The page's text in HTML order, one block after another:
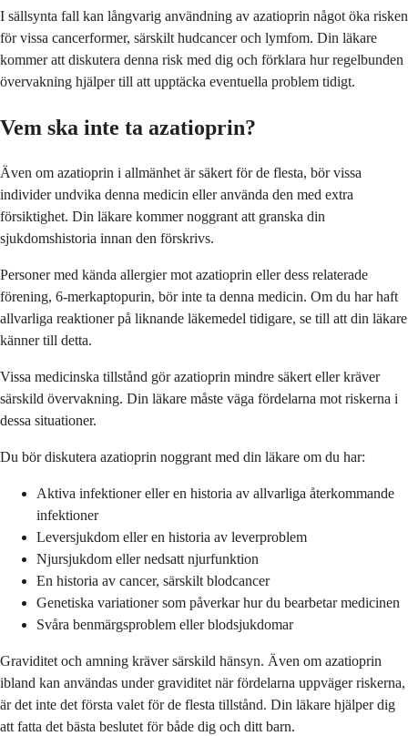
I sällsynta fall kan långvarig användning av azatioprin något öka risken
för vissa cancerformer, särskilt hudcancer och lymfom. Din läkare
kommer att diskutera denna risk med dig och förklara hur regelbunden
övervakning hjälper till att upptäcka eventuella problem tidigt.
Vem ska inte ta azatioprin?
Även om azatioprin i allmänhet är säkert för de flesta, bör vissa
individer undvika denna medicin eller använda den med extra
försiktighet. Din läkare kommer noggrant att granska din
sjukdomshistoria innan den förskrivs.
Personer med kända allergier mot azatioprin eller dess relaterade
förening, 6-merkaptopurin, bör inte ta denna medicin. Om du har haft
allvarliga reaktioner på liknande läkemedel tidigare, se till att din läkare
känner till detta.
Vissa medicinska tillstånd gör azatioprin mindre säkert eller kräver
särskild övervakning. Din läkare måste väga fördelarna mot riskerna i
dessa situationer.
Du bör diskutera azatioprin noggrant med din läkare om du har:
Aktiva infektioner eller en historia av allvarliga återkommande
infektioner
Leversjukdom eller en historia av leverproblem
Njursjukdom eller nedsatt njurfunktion
En historia av cancer, särskilt blodcancer
Genetiska variationer som påverkar hur du bearbetar medicinen
Svåra benmärgsproblem eller blodsjukdomar
Graviditet och amning kräver särskild hänsyn. Även om azatioprin
ibland kan användas under graviditet när fördelarna uppväger riskerna,
är det inte det första valet för de flesta tillstånd. Din läkare hjälper dig
att fatta det bästa beslutet för både dig och ditt barn.